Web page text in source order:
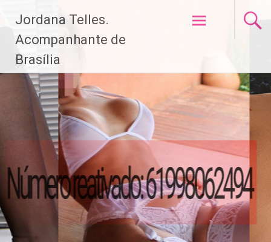
paraJordana Telles.
Acompanhante de
Brasília